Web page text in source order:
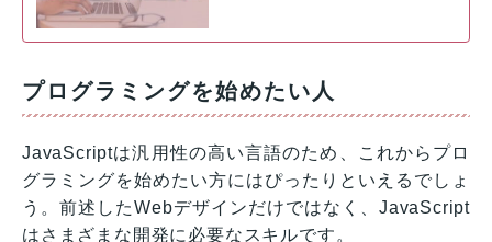
プログラミングを始めたい人
JavaScriptは汎用性の高い言語のため、これからプロ
グラミングを始めたい方にはぴったりといえるでしょ
う。前述したWebデザインだけではなく、JavaScript
はさまざまな開発に必要なスキルです。